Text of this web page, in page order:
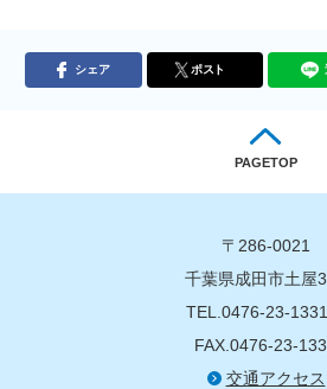
シェア ポスト
PAGETOP
〒286-0021
千葉県成田市土屋
TEL.0476-23-
FAX.0476-23-
交通アクセス